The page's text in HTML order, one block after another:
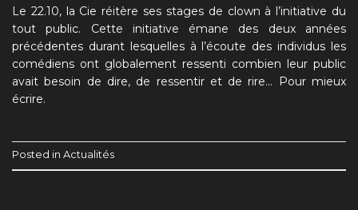
Le 22.10, la Cie réitère ses stages de clown à l’initiative du
tout public. Cette initiative émane des deux années
précédentes durant lesquelles à l’écoute des individus les
comédiens ont globalement ressenti combien leur public
avait besoin de dire, de ressentir et de rire… Pour mieux
écrire.
Posted in Actualités